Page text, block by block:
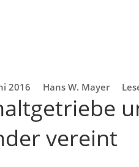
2016 Hans W. Mayer
vereint